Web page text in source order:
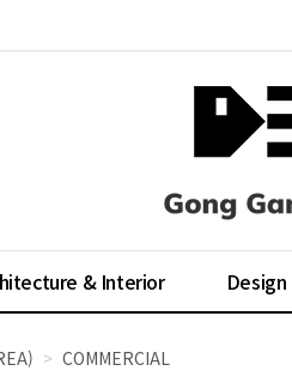
& Interior
COMMERCIAL